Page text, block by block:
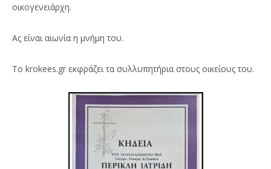
οικογενειάρχη.
Ας είναι αιωνία η μνήμη του.
Το krokees.gr εκφράζει τα συλλυπητήρια στους οικείους του.